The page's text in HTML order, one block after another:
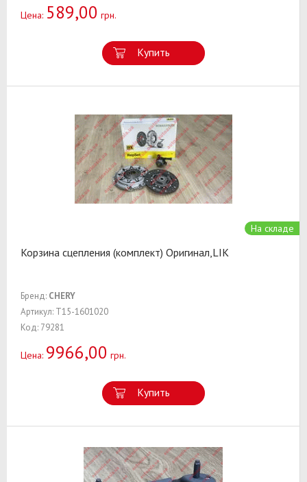
Цена: 589,00 грн.
Купить
На складе
Корзина сцепления (комплект) Оригинал,LIK
Бренд: CHERY
Артикул: T15-1601020
Код: 79281
Цена: 9966,00 грн.
Купить